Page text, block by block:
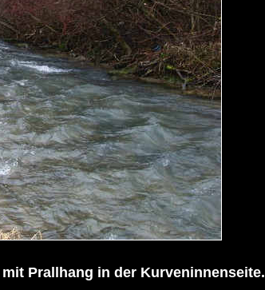
Prallhang in der Kurveninnenseite.